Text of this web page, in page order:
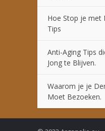
Hoe Stop je met
Tips
Anti-Aging Tips
Jong te Blijven.
Waarom je je
Moet Bezoeken.